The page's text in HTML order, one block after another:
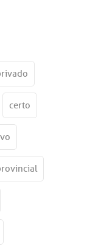
certo